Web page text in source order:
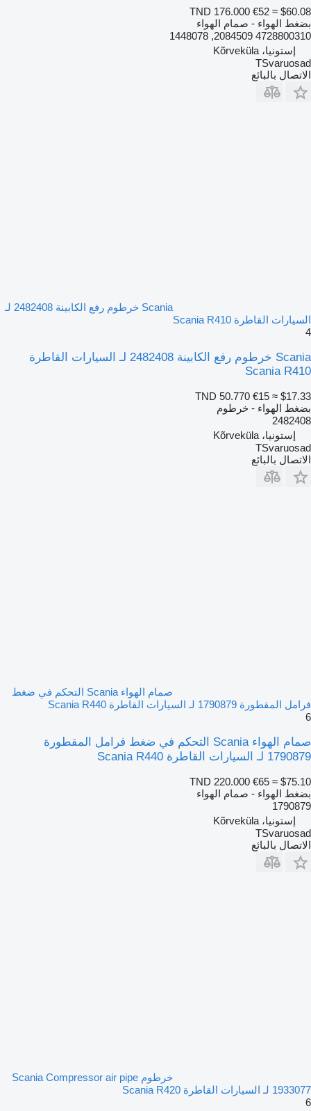
TND 176.000 €52 ≈ $60.08
بضغط الهواء - صمام الهواء
4728800310 2084509, 1448078
إستونيا، Kõrveküla
TSvaruosad
الاتصال بالبائع
Scania خرطوم رفع الكابينة 2482408 لـ
السيارات القاطرة Scania R410
4
Scania خرطوم رفع الكابينة 2482408 لـ السيارات القاطرة
Scania R410
TND 50.770 €15 ≈ $17.33
بضغط الهواء - خرطوم
2482408
إستونيا، Kõrveküla
TSvaruosad
الاتصال بالبائع
صمام الهواء Scania التحكم في ضغط
فرامل المقطورة 1790879 لـ السيارات القاطرة Scania R440
6
صمام الهواء Scania التحكم في ضغط فرامل المقطورة
1790879 لـ السيارات القاطرة Scania R440
TND 220.000 €65 ≈ $75.10
بضغط الهواء - صمام الهواء
1790879
إستونيا، Kõrveküla
TSvaruosad
الاتصال بالبائع
خرطوم Scania Compressor air pipe
1933077 لـ السيارات القاطرة Scania R420
6